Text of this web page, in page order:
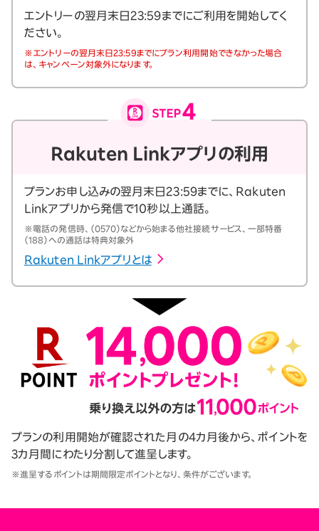
エントリーの翌月末日23:59までにご利用を開始してく
ださい。
※エントリーの翌月末日23:59までにプラン利用開始できなかった場合
は、キャンペーン対象外になります。
Rakuten Linkアプリの利用
プランお申し込みの翌月末日23:59までに、Rakuten
Linkアプリから発信で10秒以上通話。
※電話の発信時、（0570）などから始まる他社接続サービス、一部特番
（188）への通話は特典対象外
Rakuten Linkアプリとは
プランの利用開始が確認された月の4カ月後から、ポイントを
3カ月間にわたり分割して進呈します。
※進呈するポイントは期間限定ポイントとなり、条件がございます。